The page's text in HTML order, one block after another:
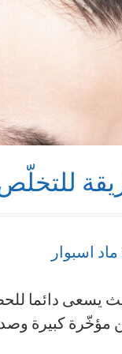
اسبوار
حيث يسعى
كبيرة وصدر